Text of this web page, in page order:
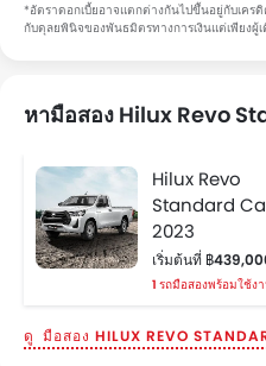
*อัตราดอกเบี้ยอาจแตกต่างกันไปขึ้นอยู่กับเค
กับดุลยพินิจของพันธมิตรทางการเงินแต่เพียงผู้เ
หามือสอง Hilux Revo
Hilux Revo
Standard
2023
เริ่มต้นที่ ฿
1 รถมือสองพร้อมใช้ง
มือสอง HILUX REVO